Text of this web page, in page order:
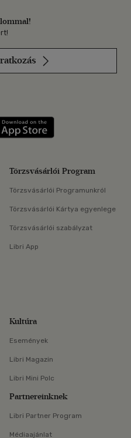
Szerezd meg: Google
Törzsvásárlói Program
Törzsvásárlói Programunkról
Törzsvásárlói Kártya egyenlege
Törzsvásárlói szabályzat
Libri App
Kultúra
Események
Libri Magazin
Libri Mini Polc
Partnereinknek
Libri Partner Program
Médiaajánlat